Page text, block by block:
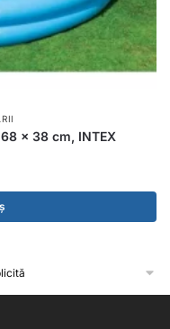
x 38 cm, INTEX